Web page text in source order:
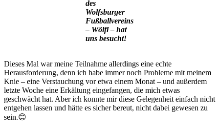
des
Wolfsburger
Fußballvereins
– Wölfi – hat
uns besucht!
Dieses Mal war meine Teilnahme allerdings eine echte
Herausforderung, denn ich habe immer noch Probleme mit meinem
Knie – eine Verstauchung vor etwa einem Monat – und außerdem
letzte Woche eine Erkältung eingefangen, die mich etwas
geschwächt hat. Aber ich konnte mir diese Gelegenheit einfach nicht
entgehen lassen und hätte es sicher bereut, nicht dabei gewesen zu
sein.😊